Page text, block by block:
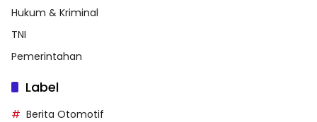
Hukum & Kriminal
TNI
Pemerintahan
Label
Berita Otomotif